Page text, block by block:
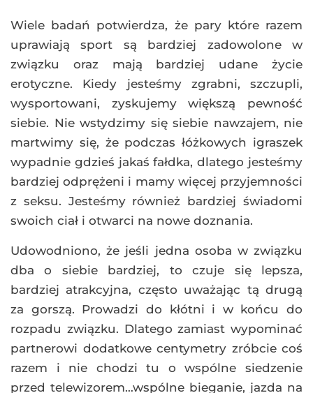
Wiele badań potwierdza, że pary które razem
uprawiają sport są bardziej zadowolone w
związku oraz mają bardziej udane życie
erotyczne. Kiedy jesteśmy zgrabni, szczupli,
wysportowani, zyskujemy większą pewność
siebie. Nie wstydzimy się siebie nawzajem, nie
martwimy się, że podczas łóżkowych igraszek
wypadnie gdzieś jakaś fałdka, dlatego jesteśmy
bardziej odprężeni i mamy więcej przyjemności
z seksu. Jesteśmy również bardziej świadomi
swoich ciał i otwarci na nowe doznania.
Udowodniono, że jeśli jedna osoba w związku
dba o siebie bardziej, to czuje się lepsza,
bardziej atrakcyjna, często uważając tą drugą
za gorszą. Prowadzi do kłótni i w końcu do
rozpadu związku. Dlatego zamiast wypominać
partnerowi dodatkowe centymetry zróbcie coś
razem i nie chodzi tu o wspólne siedzenie
przed telewizorem…wspólne bieganie, jazda na